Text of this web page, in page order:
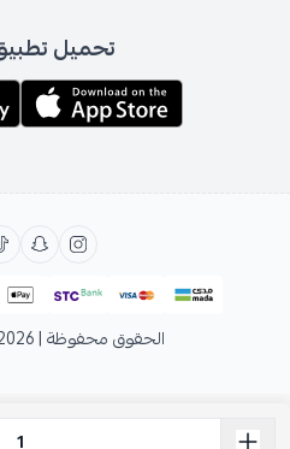
تحميل
الحقوق محفوظة | 2026